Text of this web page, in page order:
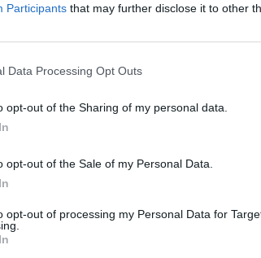
Participants that may further disclose it to other
Data Processing Opt Outs
opt-out of the Sharing of my personal data.
opt-out of the Sale of my Personal Data.
opt-out of processing my Personal Data for
prie krūtinės. Kaimynė buvo
Suskubau apipilti
daug bendrauti nebuvo
bandžiau klausti kažką, o ji tik
į Turkiją atostogauti, todėl turi